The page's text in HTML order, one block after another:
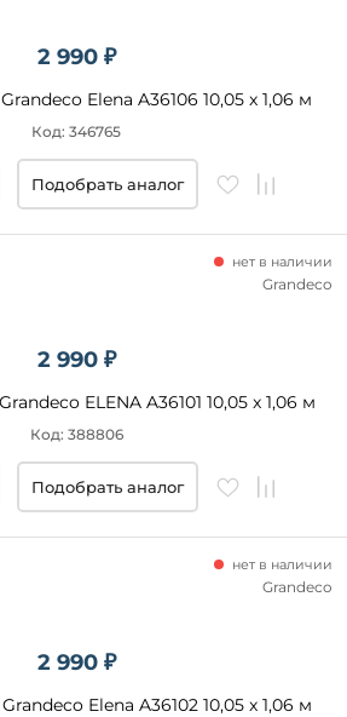
2 990 ₽
Elena A36106 10,05 x 1,06 м
Код: 346765
Подобрать аналог
2 990 ₽
ELENA A36101 10,05 x 1,06 м
нет в наличии
Код: 388806
Grandeco
Подобрать аналог
2 990 ₽
Elena A36102 10,05 x 1,06 м
нет в наличии
Grandeco